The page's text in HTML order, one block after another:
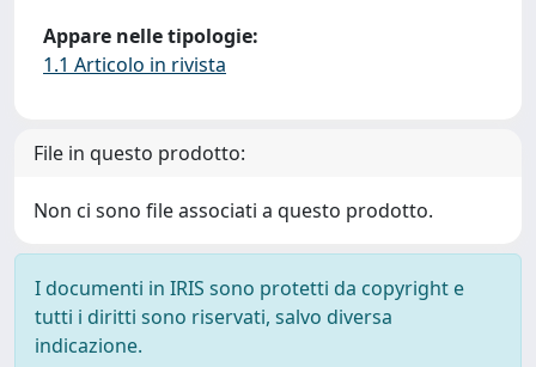
Appare nelle tipologie:
1.1 Articolo in rivista
File in questo prodotto:
Non ci sono file associati a questo prodotto.
I documenti in IRIS sono protetti da copyright e
tutti i diritti sono riservati, salvo diversa
indicazione.